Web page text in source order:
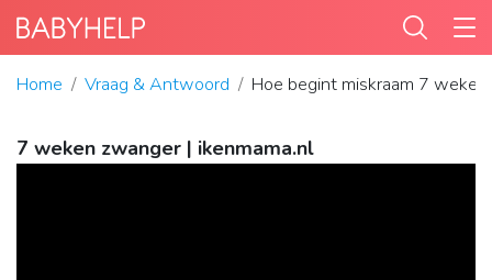
Home Vraag & Antwoord Hoe begint miskraam 7
7 weken zwanger | ikenmama.nl